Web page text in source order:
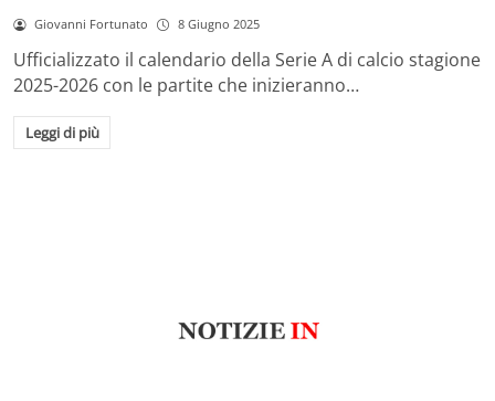
Giovanni Fortunato 8 Giugno 2025
Ufficializzato il calendario della Serie A di calcio stagione
2025-2026 con le partite che inizieranno…
Leggi di più